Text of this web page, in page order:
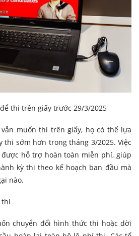
thi trên giấy trước 29/3/2025
muốn thi trên giấy, họ có thể lựa
thi sớm hơn trong tháng 3/2025. Việc
hỗ trợ hoàn toàn miễn phí, giúp
kỳ thi theo kế hoạch ban đầu mà
nào.
thi
chuyển đổi hình thức thi hoặc dời